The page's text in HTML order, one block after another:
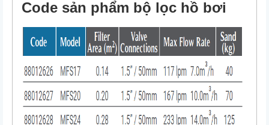
Code sản phẩm bộ lọc hồ bơi